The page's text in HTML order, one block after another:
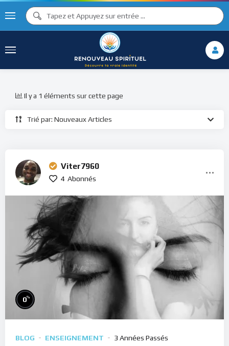
Trié par: Nouveaux Articles
Il y a 1 éléments sur cette page
Viter7960
4 Abonnés
0%
BLOG ENSEIGNEMENT 3 Années Passés